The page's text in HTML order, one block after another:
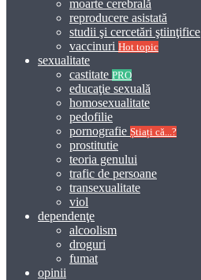
moarte cerebrală
reproducere asistată
studii şi cercetări ştiinţifice
vaccinuri Hot topic
sexualitate
castitate PRO
educaţie sexuală
homosexualitate
pedofilie
pornografie Știați că...?
prostitutie
teoria genului
trafic de persoane
transexualitate
viol
dependenţe
alcoolism
droguri
fumat
opinii